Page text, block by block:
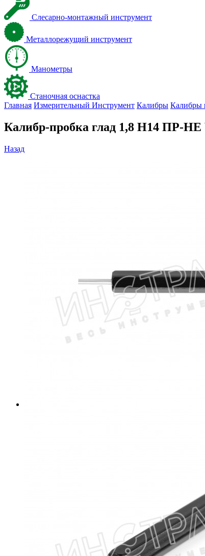
Слесарно-монтажный инструмент
Металлорежущий инструмент
Манометры
Станочная оснастка
Главная Измерительный Инструмент Калибры Калибры
Калибр-пробка глад 1,8 H14 ПР-
Назад